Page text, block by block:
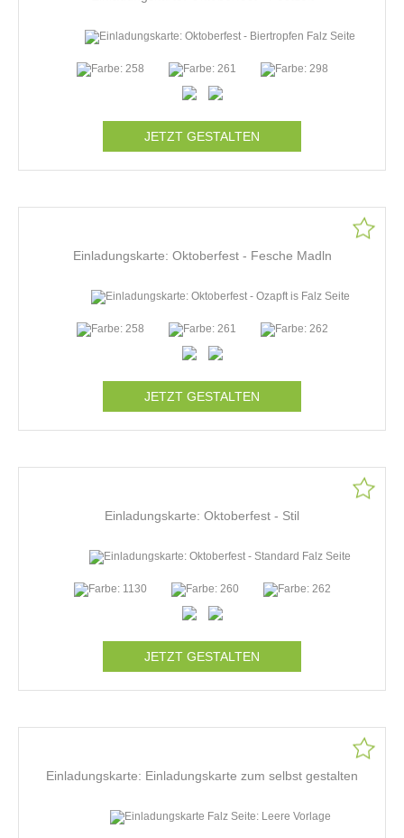
JETZT GESTALTEN
Einladungskarte: Oktoberfest - Fesche Madln
JETZT GESTALTEN
Einladungskarte: Oktoberfest - Stil
JETZT GESTALTEN
Einladungskarte: Einladungskarte zum selbst gestalten